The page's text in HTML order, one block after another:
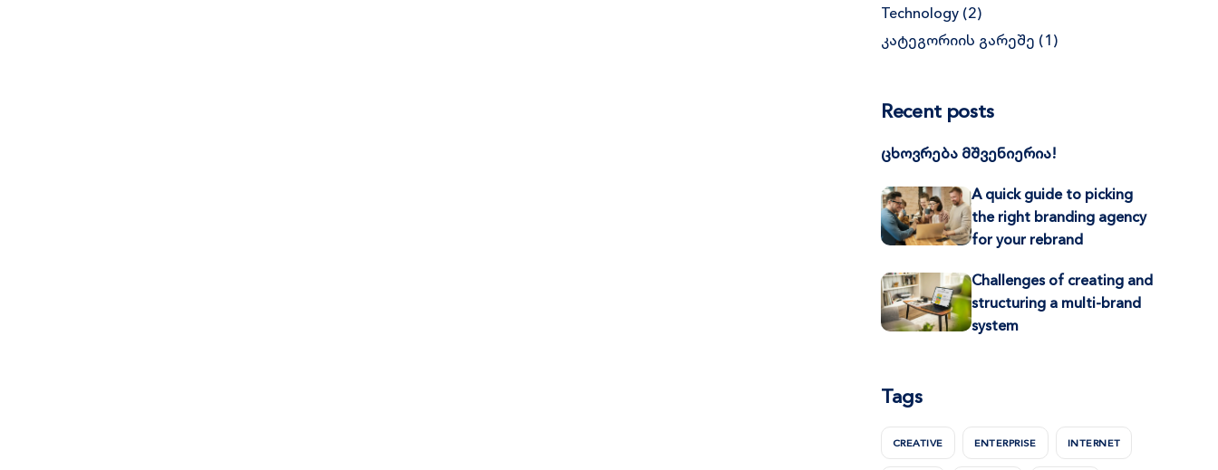
Technology (2)
კატეგორიის გარეშე (1)
Recent posts
ცხოვრება მშვენიერია!
A quick guide to picking
the right branding agency
for your rebrand
Challenges of creating and
structuring a multi-brand
system
Tags
CREATIVE ENTERPRISE INTERNET